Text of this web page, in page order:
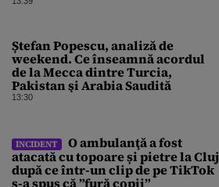
Ștefan Popescu, analiză de
weekend. Ce înseamnă acordul
de la Mecca dintre Turcia,
Pakistan şi Arabia Saudită
13:30
INCIDENT
O ambulanţă a fost
atacată cu topoare și pietre la Cluj
după ce într-un clip de pe TikTok
s-a spus că ”fură copii”